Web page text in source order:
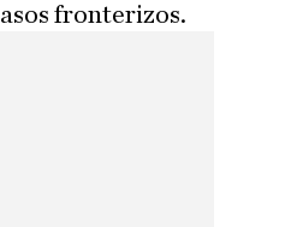
fronterizos.